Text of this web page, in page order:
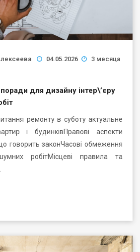
04.05.2026
3 месяца
для дизайну інтер\’єру
ремонту в суботу актуальне
і будинківПравові аспекти
говорить законЧасові обмеження
робітМісцеві правила та